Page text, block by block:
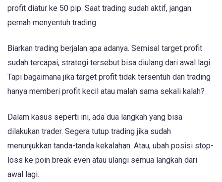
profit diatur ke 50 pip. Saat trading sudah aktif, jangan
pernah menyentuh trading.
Biarkan trading berjalan apa adanya. Semisal target profit
sudah tercapai, strategi tersebut bisa diulang dari awal lagi.
Tapi bagaimana jika target profit tidak tersentuh dan trading
hanya memberi profit kecil atau malah sama sekali kalah?
Dalam kasus seperti ini, ada dua langkah yang bisa
dilakukan trader. Segera tutup trading jika sudah
menunjukkan tanda-tanda kekalahan. Atau, ubah posisi stop-
loss ke poin break even atau ulangi semua langkah dari
awal lagi.